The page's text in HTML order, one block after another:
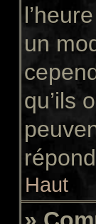
un
qu’ils
Haut